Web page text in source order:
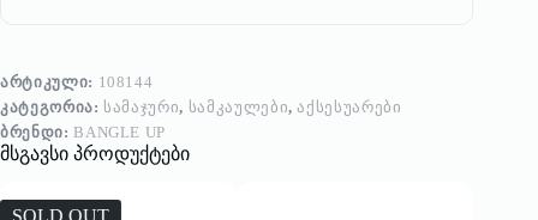
ᲐᲠᲢᲘᲙᲣᲚᲘ: 108144
ᲙᲐᲢᲔᲒᲝᲠᲘᲐ: ᲡᲐᲛᲐᲯᲣᲠᲘ, ᲡᲐᲛᲙᲐᲣᲚᲔᲑᲘ,ᲐᲥᲡᲔᲡᲣᲐᲠᲔᲑᲘ
ᲑᲠᲔᲜᲓᲘ: BANGLE UP
მსგავსი პროდუქტები